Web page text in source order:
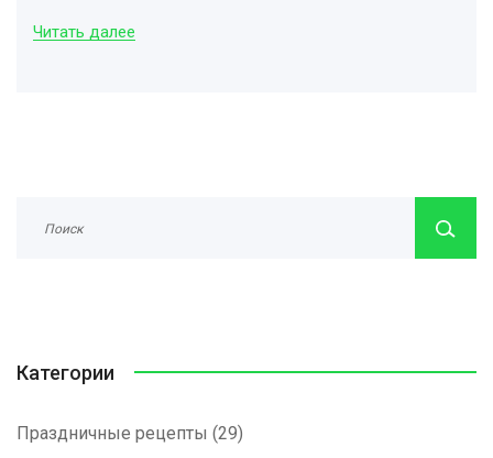
но и минимизировать пищевые отходы. Узнайте, как сделать
Читать далее
Категории
Праздничные рецепты (29)